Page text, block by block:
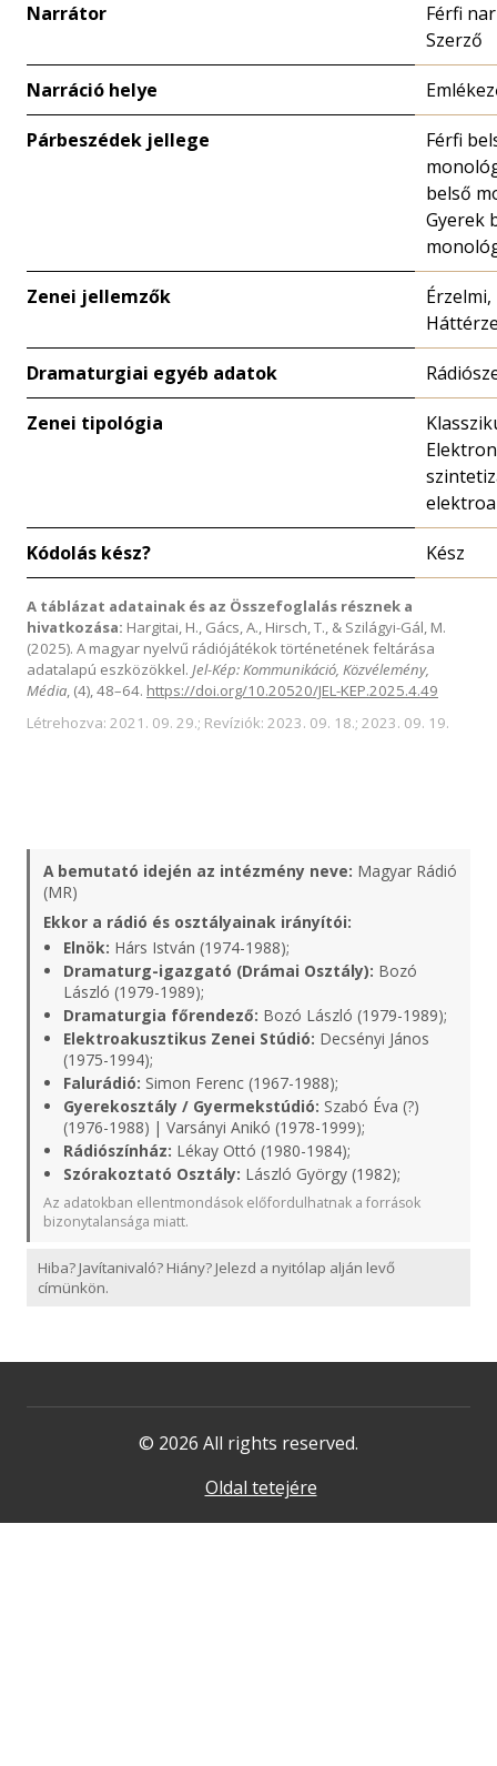
Narrátor
Férfi
Szerző
Narráció helye
Párbeszédek jellege
Férfi
belső
Gyerek
Zenei jellemzők
Érzelmi,
Dramaturgiai egyéb adatok
Zenei tipológia
Kódolás kész? Kész
A táblázat adatainak és az Összefoglalás résznek a
hivatkozása: Hargitai, H., Gács, A., Hirsch, T., & Szilágyi-Gál, M.
(2025). A magyar nyelvű rádiójátékok történetének feltárása
adatalapú eszközökkel. Jel-Kép: Kommunikáció, Közvélemény,
Média, (4), 48–64. https://doi.org/10.20520/JEL-KEP.2025.4.49
Létrehozva: 2021. 09. 29.; Revíziók: 2023. 09. 18.; 2023. 09. 19.
A bemutató idején az intézmény neve: Magyar Rádió
(MR)
Ekkor a rádió és osztályainak irányítói:
Elnök: Hárs István (1974-1988);
Dramaturg-igazgató (Drámai Osztály): Bozó
László (1979-1989);
Dramaturgia főrendező: Bozó László (1979-1989);
Elektroakusztikus Zenei Stúdió: Decsényi János
(1975-1994);
Falurádió: Simon Ferenc (1967-1988);
Gyerekosztály / Gyermekstúdió: Szabó Éva (?)
(1976-1988) | Varsányi Anikó (1978-1999);
Rádiószínház: Lékay Ottó (1980-1984);
Szórakoztató Osztály: László György (1982);
Az adatokban ellentmondások előfordulhatnak a források
bizonytalansága miatt.
Hiba? Javítanivaló? Hiány? Jelezd a nyitólap alján levő
címünkön.
© 2026 All rights reserved.
Oldal tetejére